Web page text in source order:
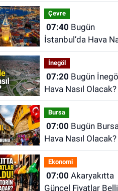
Ağustos Cumartesi
Ankara Hava Durumu
Çevre
07:40
İstanbul’da Hava
Olacak? 8 Ağustos
Cumartesi İstanbul
Hava Durumu
İnegöl
07:20
Hava Nasıl
Ağustos Cumartesi
İnegöl Hava Durumu
Bursa
07:00
Hava Nasıl
Ağustos Cumartesi
İnegöl Hava Durumu
Ekonomi
07:00
Güncel Fiyatlar Belli